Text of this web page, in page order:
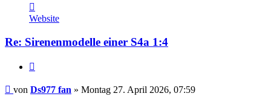
von
Ds977
Website
Re: Sirenenmodelle einer S4a 1:4
Beitrag
von Ds977 fan » Montag 27. April 2026, 07:59